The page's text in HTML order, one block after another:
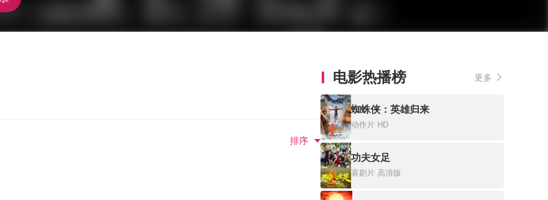
排序
电影热播榜 更多
1
蜘蛛侠：英雄归来
动作片 HD
2
功夫女足
喜剧片 高清版